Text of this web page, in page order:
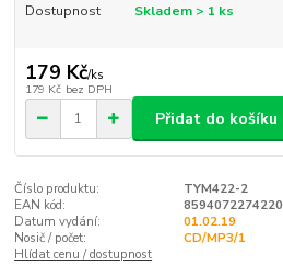
Dostupnost Skladem > 1 ks
179 Kč/ks
179 Kč bez DPH
Přidat do košíku
Číslo produktu:
TYM422-2
EAN kód:
8594072274220
Datum vydání:
01.02.19
Nosič / počet:
CD/MP3/1
Hlídat cenu / dostupnost